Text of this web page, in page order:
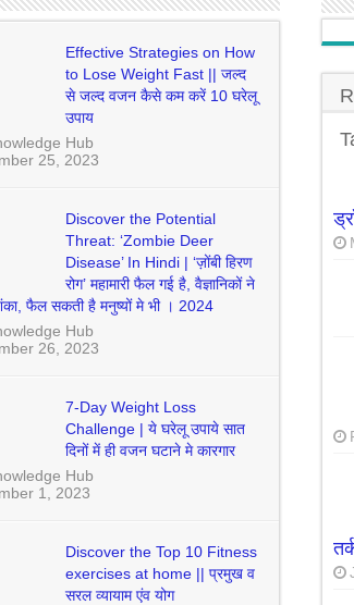
| ‘ज़ोंबी हिरण रोग’ महामारी फैल गई है,
Right Oil for Your Well-being | भारत मे
Routine for All Skin Types | सर्दियों मे
वजन घटाने मे कारगार
Effective Strategies on How
to Lose Weight Fast || जल्द
से जल्द वजन कैसे कम करें 10 घरेलू
उपाय
Hub
25, 2023
Discover the Potential
Threat: ‘Zombie Deer
Disease’ In Hindi | ‘ज़ोंबी हिरण
रोग’ महामारी फैल गई है, वैज्ञानिकों ने
फैल सकती है मनुष्यों मे भी । 2024
Hub
26, 2023
7-Day Weight Loss
Challenge | ये घरेलू उपाये सात
दिनों में ही वजन घटाने मे कारगार
Hub
1, 2023
Discover the Top 10 Fitness
exercises at home || प्रमुख व
सरल व्यायाम एंव योग